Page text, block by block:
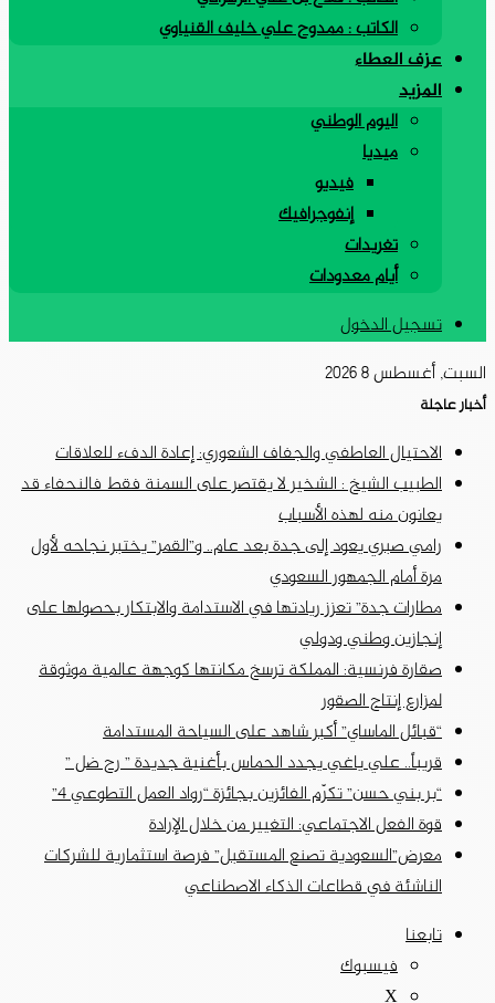
الكاتب : ممدوح علي خليف القنياوي
عزف العطاء
المزيد
اليوم الوطني
ميديا
فيديو
إنفوجرافيك
تغريدات
أيام معدودات
تسجيل الدخول
السبت, أغسطس 8 2026
أخبار عاجلة
الاحتيال العاطفي والجفاف الشعوري: إعادة الدفء للعلاقات
الطبيب الشيخ : الشخير لا يقتصر على السمنة فقط فالنحفاء قد
يعانون منه لهذه الأسباب
رامي صبري يعود إلى جدة بعد عام.. و”القمر” يختبر نجاحه لأول
مرة أمام الجمهور السعودي
مطارات جدة” تعزز ريادتها في الاستدامة والابتكار بحصولها على
إنجازين وطني ودولي
صقارة فرنسية: المملكة ترسخ مكانتها كوجهة عالمية موثوقة
لمزارع إنتاج الصقور
“قبائل الماساي” أكبر شاهد على السياحة المستدامة
قريباً.. علي ياغي يجدد الحماس بأغنية جديدة ” رح ضل ”
“بر بني حسن” تكرّم الفائزين بجائزة “رواد العمل التطوعي 4”
قوة الفعل الاجتماعي: التغيير من خلال الإرادة
معرض”السعودية تصنع المستقبل” فرصة استثمارية للشركات
الناشئة في قطاعات الذكاء الاصطناعي
تابعنا
فيسبوك